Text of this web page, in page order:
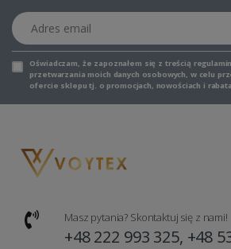
Adres email
Oświadczam, że zapoznałem się z treścią
przetwarzania moich danych osobowych, w celu
ofercie sklepu tj. o promocjach, nowościach i
Masz pytania? Skontaktuj się z nami!
+48 222 993 325, +48